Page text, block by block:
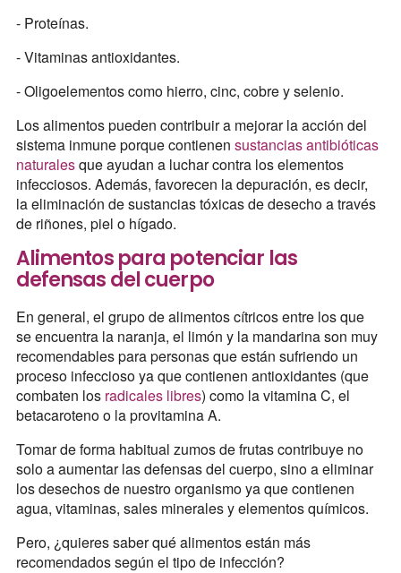
- Proteínas.
- Vitaminas antioxidantes.
- Oligoelementos como hierro, cinc, cobre y selenio.
Los alimentos pueden contribuir a mejorar la acción del
sistema inmune porque contienen sustancias antibióticas
naturalesque ayudan a luchar contra los elementos
infecciosos. Además, favorecen la depuración, es decir,
la eliminación de sustancias tóxicas de desecho a través
de riñones, piel o hígado.
Alimentos para potenciar las
defensas del cuerpo
En general, el grupo de alimentos cítricos entre los que
se encuentra la naranja, el limón y la mandarina son muy
recomendables para personas que están sufriendo un
proceso infeccioso ya que contienen antioxidantes (que
combaten los radicales libres) como la vitamina C, el
betacaroteno o la provitamina A.
Tomar de forma habitual zumos de frutas contribuye no
solo a aumentar las defensas del cuerpo, sino a eliminar
los desechos de nuestro organismo ya que contienen
agua, vitaminas, sales minerales y elementos químicos.
Pero, ¿quieres saber qué alimentos están más
recomendados según el tipo de infección?